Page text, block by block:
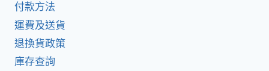
付款方法
運費及送貨
退換貨政策
庫存查詢